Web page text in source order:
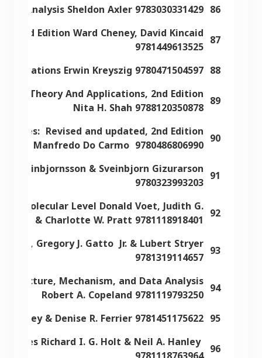
86
Analysis Sheldon Axler 9783030331429
87
2nd Edition Ward Cheney, David Kincaid
9781449613525
88
Erwin Kreyszig 9780471504597
89
Theory And Applications, 2nd Edition
Nita H. Shah 9788120350878
90
Revised and updated, 2nd Edition
Manfredo Do Carmo 9780486806990
91
Sveinbjornsson & Sveinbjorn Gizurarson
9780323993203
92
Molecular Level Donald Voet, Judith G.
Voet & Charlotte W. Pratt 9781118918401
93
Gregory J. Gatto Jr. & Lubert Stryer
9781319114657
94
Mechanism, and Data Analysis
Robert A. Copeland 9781119793250
95
& Denise R. Ferrier 9781451175622
96
Richard I. G. Holt & Neil A. Hanley